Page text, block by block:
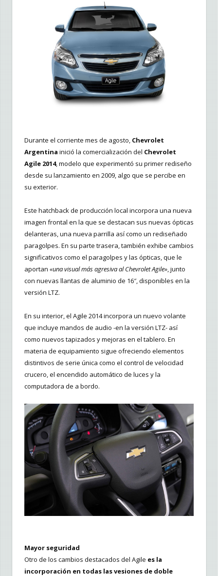
Durante el corriente mes de agosto, Chevrolet
Argentina inició la comercialización del Chevrolet
Agile 2014, modelo que experimentó su primer rediseño
desde su lanzamiento en 2009, algo que se percibe en
su exterior.
Este hatchback de producción local incorpora una nueva
imagen frontal en la que se destacan sus nuevas ópticas
delanteras, una nueva parrilla así como un rediseñado
paragolpes. En su parte trasera, también exhibe cambios
significativos como el paragolpes y las ópticas, que le
aportan «una visual más agresiva al Chevrolet Agile», junto
con nuevas llantas de aluminio de 16″, disponibles en la
versión LTZ.
En su interior, el Agile 2014 incorpora un nuevo volante
que incluye mandos de audio -en la versión LTZ- así
como nuevos tapizados y mejoras en el tablero. En
materia de equipamiento sigue ofreciendo elementos
distintivos de serie única como el control de velocidad
crucero, el encendido automático de luces y la
computadora de a bordo.
Mayor seguridad
Otro de los cambios destacados del Agile es la
incorporación en todas las vesiones de doble